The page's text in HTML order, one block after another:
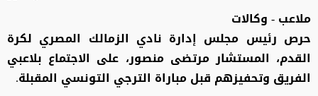
ملاعب - وكالات
حرص رئيس مجلس إدارة نادي الزمالك المصري لكرة
القدم، المستشار مرتضى منصور، على الاجتماع بلاعبي
الفريق وتحفيزهم قبل مباراة الترجي التونسي المقبلة.